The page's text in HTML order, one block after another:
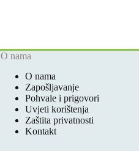
O nama
O nama
Zapošljavanje
Pohvale i prigovori
Uvjeti korištenja
Zaštita privatnosti
Kontakt